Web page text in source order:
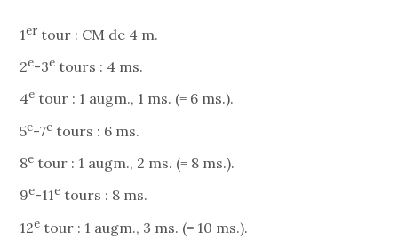
1ertour : CM de 4 m.
2e-3e tours : 4 ms.
4e tour : 1 augm., 1 ms. (= 6 ms.).
5e-7e tours : 6 ms.
8e tour : 1 augm., 2 ms. (= 8 ms.).
9e-11e tours : 8 ms.
12e tour : 1 augm., 3 ms. (= 10 ms.).